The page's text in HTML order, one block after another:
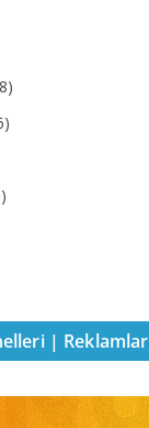
| Reklamlar